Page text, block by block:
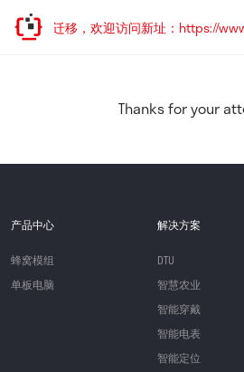
地址已迁移，欢迎访问新址：https://
Thanks for your
产品中心
蜂窝模组
单板电脑
解决方案
DTU
智慧农业
智能穿戴
智能电表
智能定位